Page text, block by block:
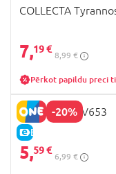
COLLECTA
7,19 €
8,99 €
Pērkot papildu preci
-20%
E-CENA
Dino Pops, NV653
5,59 €
6,99 €